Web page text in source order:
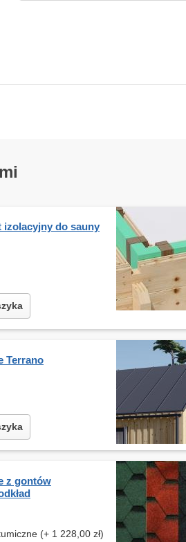
izolacyjny do sauny
Terrano
z gontów
(+ 1 228,00 zł)